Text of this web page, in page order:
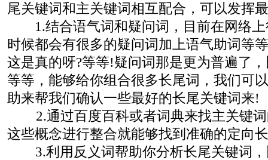
尾关键词和主关键词相互配合，可以发挥
1.结合语气词和疑问词，目前在网络上
时候都会有很多的疑问词加上语气助词等
这是真的呀?等等!疑问词那是更为普遍了
等等，能够给你组合很多长尾词，我们可
助来帮我们确认一些最好的长尾关键词来!
2.通过百度百科或者词典来找主关键词
这些概念进行整合就能够找到准确的定向
3.利用反义词帮助你分析长尾关键词，